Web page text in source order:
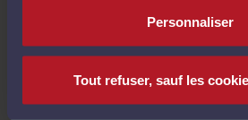
Personnaliser
Tout refuser, sauf les
Le 29 juil. 2026 à 11:07
Procédure d’appel (revirement) : dispositif
mettre à néant le jugement = demande
(Cass. Civ. 2ème 18 juin 2026, 23-18.170).-Le